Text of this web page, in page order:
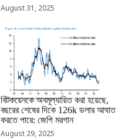
August 31, 2025
RRCNEWS_BN
বিটকয়েনকে অবমূল্যায়িত করা হয়েছে,
বছরের শেষের দিকে 126k ডলার আঘাত
করতে পারে: জেপি মরগান
August 29, 2025